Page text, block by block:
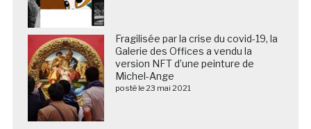
Fragilisée par la crise du covid-19, la
Galerie des Offices a vendu la
version NFT d’une peinture de
Michel-Ange
posté le 23 mai 2021